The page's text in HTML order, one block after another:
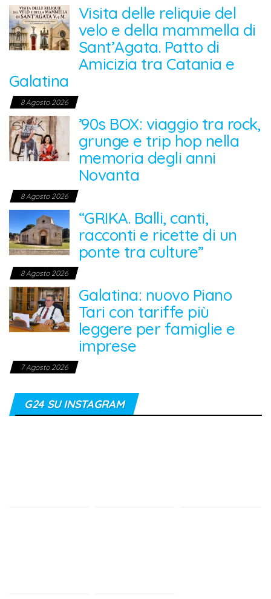
Visita delle reliquie del
velo e della mammella di
Sant’Agata. Patto di
Amicizia tra Catania e
Galatina
8 Agosto 2026
’90s BOX: viaggio tra rock,
grunge e trip hop nella
memoria degli anni
Novanta
8 Agosto 2026
“GRIKA. Balli, canti,
racconti e ricette di un
ponte tra culture”
8 Agosto 2026
Galatina: nuovo Piano
Tari con tariffe più
leggere per famiglie e
imprese
7 Agosto 2026
G24 SU INSTAGRAM